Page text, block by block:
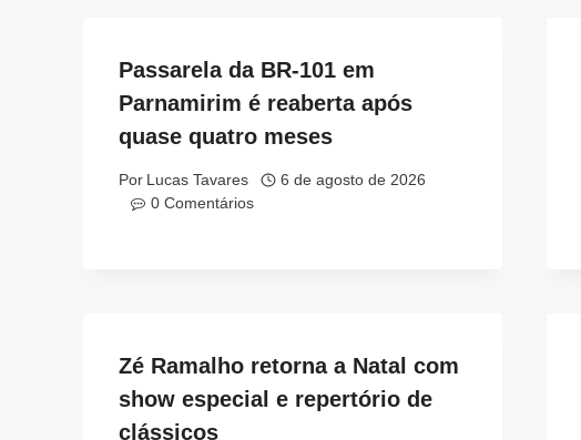
Passarela da BR-101 em
Parnamirim é reaberta após
quase quatro meses
Por Lucas Tavares
6 de agosto de 2026
0 Comentários
Zé Ramalho retorna a Natal com
show especial e repertório de
clássicos